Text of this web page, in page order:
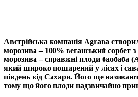
Link
Print
Австрійська компанія Agrana
морозива – 100% веганський сорбет з
морозива – справжні плоди баобаба
який широко поширений у лісах і
південь від Сахари. Його ще
тому що його плоди надзвичайно